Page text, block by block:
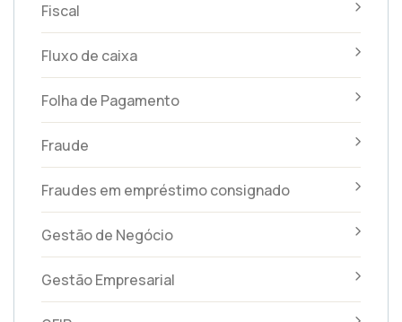
Fiscal
Fluxo de caixa
Folha de Pagamento
Fraude
Fraudes em empréstimo consignado
Gestão de Negócio
Gestão Empresarial